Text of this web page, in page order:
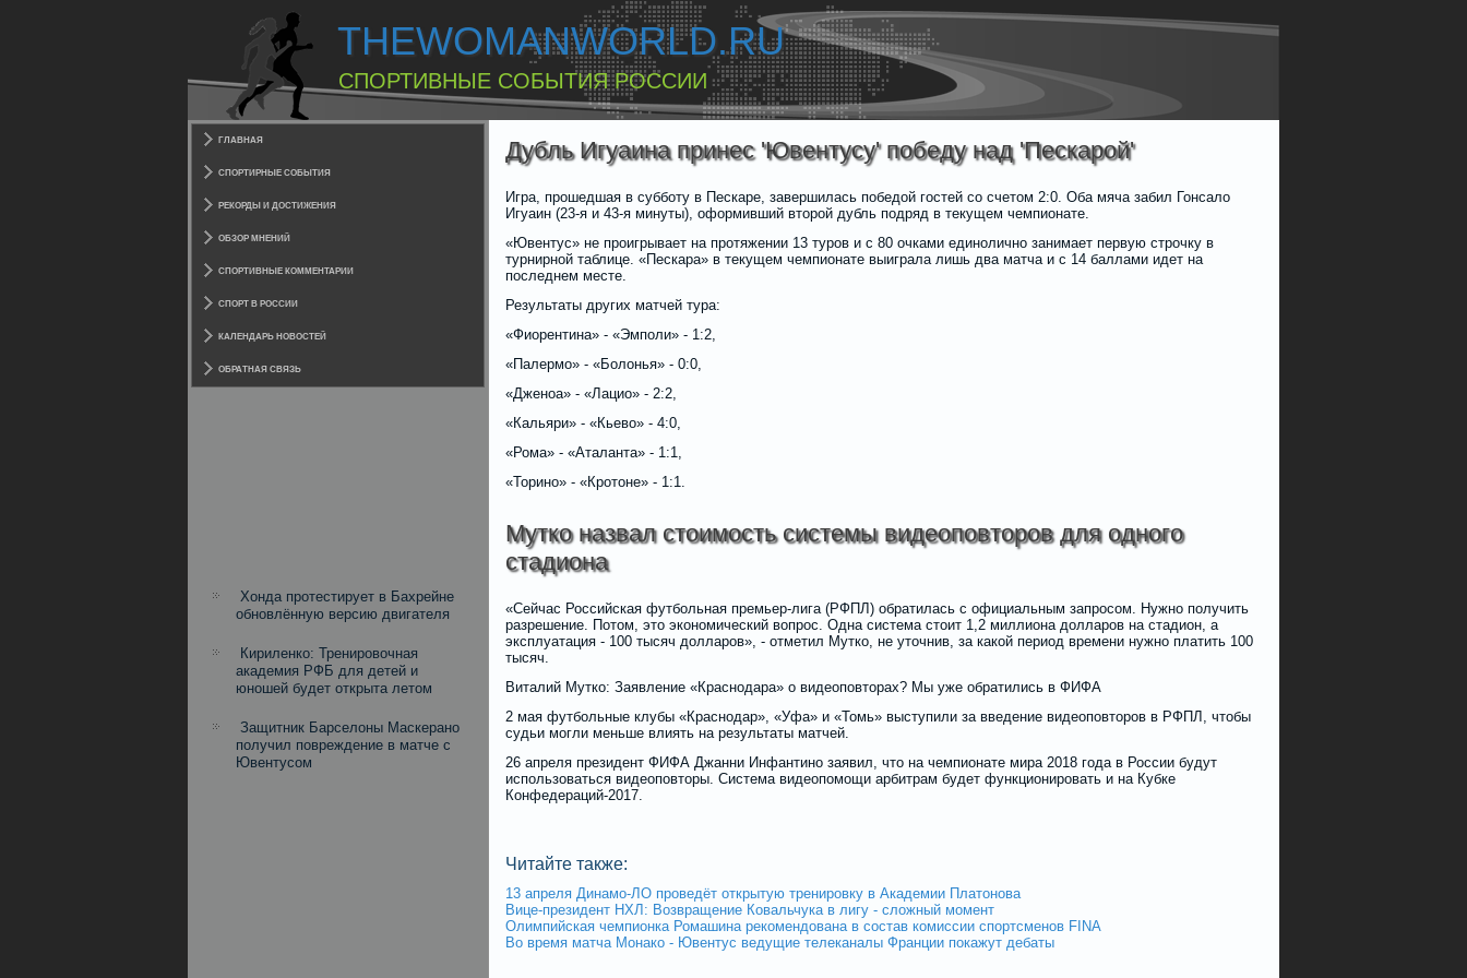
THEWOMANWORLD.RU
СПОРТИВНЫЕ СОБЫТИЯ РОССИИ
ГЛАВНАЯ
СПОРТИРНЫЕ СОБЫТИЯ
РЕКОРДЫ И ДОСТИЖЕНИЯ
ОБЗОР МНЕНИЙ
СПОРТИВНЫЕ КОММЕНТАРИИ
СПОРТ В РОССИИ
КАЛЕНДАРЬ НОВОСТЕЙ
ОБРАТНАЯ СВЯЗЬ
Хонда протестирует в Бахрейне
обновлённую версию двигателя
Кириленко: Тренировочная
академия РФБ для детей и
юношей будет открыта летом
Защитник Барселоны Маскерано
получил повреждение в матче с
Ювентусом
Дубль Игуаина принес 'Ювентусу' победу над 'Пескарой'
Игра, прошедшая в субботу в Пескаре, завершилась победой гостей со счетом 2:0. Оба мяча забил Гонсало
Игуаин (23-я и 43-я минуты), оформивший второй дубль подряд в текущем чемпионате.
«Ювентус» не проигрывает на протяжении 13 туров и с 80 очками единолично занимает первую строчку в
турнирной таблице. «Пескара» в текущем чемпионате выиграла лишь два матча и с 14 баллами идет на
последнем месте.
Результаты других матчей тура:
«Фиорентина» - «Эмполи» - 1:2,
«Палермо» - «Болонья» - 0:0,
«Дженоа» - «Лацио» - 2:2,
«Кальяри» - «Кьево» - 4:0,
«Рома» - «Аталанта» - 1:1,
«Торино» - «Кротоне» - 1:1.
Мутко назвал стоимость системы видеоповторов для одного
стадиона
«Сейчас Российская футбольная премьер-лига (РФПЛ) обратилась с официальным запросом. Нужно получить
разрешение. Потом, это экономический вопрос. Одна система стоит 1,2 миллиона долларов на стадион, а
эксплуатация - 100 тысяч долларов», - отметил Мутко, не уточнив, за какой период времени нужно платить 100
тысяч.
Виталий Мутко: Заявление «Краснодара» о видеоповторах? Мы уже обратились в ФИФА
2 мая футбольные клубы «Краснодар», «Уфа» и «Томь» выступили за введение видеоповторов в РФПЛ, чтобы
судьи могли меньше влиять на результаты матчей.
26 апреля президент ФИФА Джанни Инфантино заявил, что на чемпионате мира 2018 года в России будут
использоваться видеоповторы. Система видеопомощи арбитрам будет функционировать и на Кубке
Конфедераций-2017.
Читайте также:
13 апреля Динамо-ЛО проведёт открытую тренировку в Академии Платонова
Вице-президент НХЛ: Возвращение Ковальчука в лигу - сложный момент
Олимпийская чемпионка Ромашина рекомендована в состав комиссии спортсменов FINA
Во время матча Монако - Ювентус ведущие телеканалы Франции покажут дебаты